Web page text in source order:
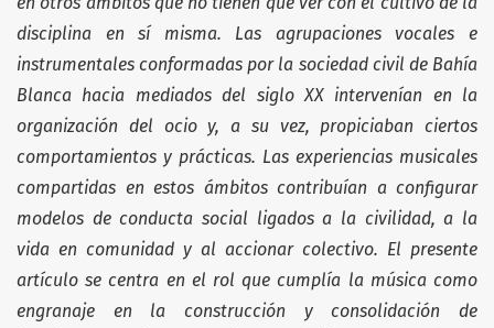
disciplina en sí misma. Las agrupaciones vocales e
instrumentales conformadas por la sociedad civil de Bahía
Blanca hacia mediados del siglo XX intervenían en la
organización del ocio y, a su vez, propiciaban ciertos
comportamientos y prácticas. Las experiencias musicales
compartidas en estos ámbitos contribuían a configurar
modelos de conducta social ligados a la civilidad, a la
vida en comunidad y al accionar colectivo. El presente
artículo se centra en el rol que cumplía la música como
engranaje en la construcción y consolidación de